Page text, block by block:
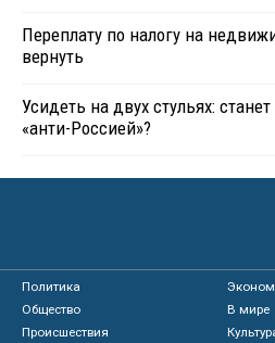
Переплату по налогу на
вернуть
Усидеть на двух стульях:
«анти-Россией»?
Политика
Общество
В мире
Происшествия